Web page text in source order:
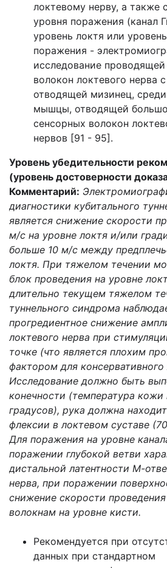
локтевому нерву, а также
уровня поражения (канал
уровень локтя или
поражения -
исследование
волокон локтевого нерва
отводящей мизинец,
мышцы, отводящей
сенсорных волокон
нервов [91 - 95].
Уровень убедительности
(уровень достоверности
Комментарий:
диагностики кубитального
является снижение скорости
м/с на уровне локтя и/или
больше 10 м/с между
локтя. При тяжелом течении
блок проведения на уровне
длительно текущем тяжелом
туннельного синдрома
прогредиентное снижение
локтевого нерва при
точке (что является плохим
фактором для консервативного
Исследование должно быть
конечности (температура кожи
градусов), рука должна
флексии в локтевом суставе
Для поражения на уровне
поражении глубокой ветви
дистальной латентности М-
нерва, при поражении
снижение скорости
волокнам на уровне кисти.
Рекомендуется при
данных при стандартном